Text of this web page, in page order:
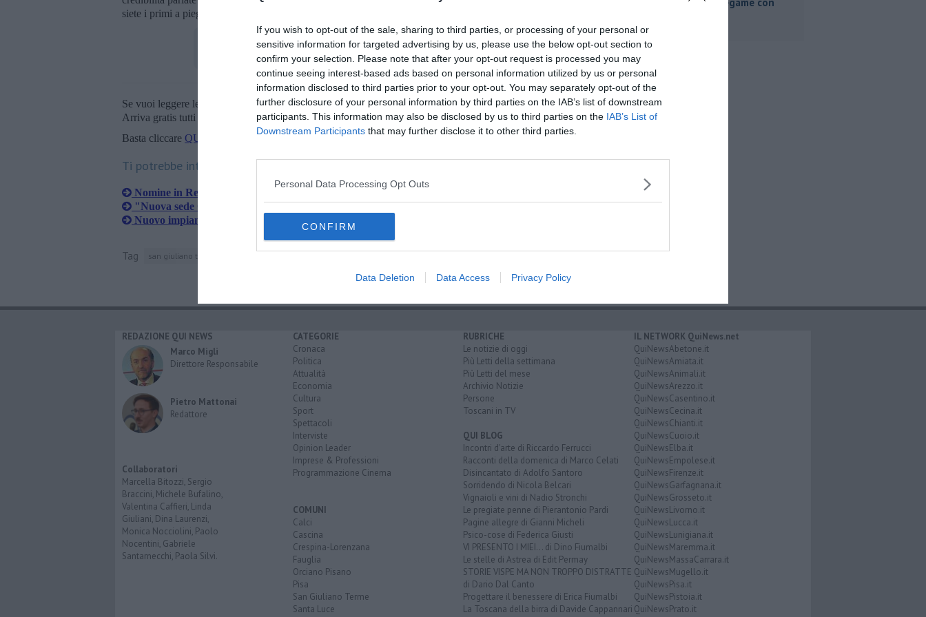
If you wish to opt-out of the sale, sharing to third parties, or processing of your personal or
sensitive information for targeted advertising by us, please use the below opt-out section to
confirm your selection. Please note that after your opt-out request is processed you may
continue seeing interest-based ads based on personal information utilized by us or personal
information disclosed to third parties prior to your opt-out. You may separately opt-out of the
further disclosure of your personal information by third parties on the IAB’s list of downstream
participants. This information may also be disclosed by us to third parties on the IAB’s List of
Downstream Participants that may further disclose it to other third parties.
Personal Data Processing Opt Outs
CONFIRM
Data Deletion Data Access Privacy Policy
siete i primi a piegarvi per conservare una poltrona o sperare in una candidatura?".
Se vuoi leggere le notizie principali della Toscana iscriviti allaNewsletter QUInews - ToscanaMedia.
Arriva gratis tutti i giorni alle 20:00 direttamente nella tua casella di posta.
Basta cliccare QUI
Ti potrebbe interessare anche:
Nomine in Retiambiente, esposto all'Anac
"Nuova sede Geofor, manca trasparenza"
Nuovo impianto di compostaggio, Rollo all'attacco
Tag san giuliano terme
REDAZIONE QUI NEWS
Marco Migli
Direttore Responsabile
Pietro Mattonai
Redattore
Collaboratori
Marcella Bitozzi, Sergio
Braccini, Michele Bufalino,
Valentina Caffieri, Linda
Giuliani, Dina Laurenzi,
Monica Nocciolini, Paolo
Nocentini, Gabriele
Santarnecchi, Paola Silvi.
CATEGORIE
Cronaca
Politica
Attualità
Economia
Cultura
Sport
Spettacoli
Interviste
Opinion Leader
Imprese & Professioni
Programmazione Cinema
COMUNI
Calci
Cascina
Crespina-Lorenzana
Fauglia
Orciano Pisano
Pisa
San Giuliano Terme
Santa Luce
RUBRICHE
Le notizie di oggi
Più Letti della settimana
Più Letti del mese
Archivio Notizie
Persone
Toscani in TV
QUI BLOG
Incontri d'arte di Riccardo Ferrucci
Racconti della domenica di Marco Celati
Disincantato di Adolfo Santoro
Sorridendo di Nicola Belcari
Vignaioli e vini di Nadio Stronchi
Le pregiate penne di Pierantonio Pardi
Pagine allegre di Gianni Micheli
Psico-cose di Federica Giusti
VI PRESENTO I MIEI... di Dino Fiumalbi
Le stelle di Astrea di Edit Permay
STORIE VISPE MA NON TROPPO DISTRATTE
di Dario Dal Canto
Progettare il benessere di Erica Fiumalbi
La Toscana della birra di Davide Cappannari
IL NETWORK QuiNews.net
QuiNewsAbetone.it
QuiNewsAmiata.it
QuiNewsAnimali.it
QuiNewsArezzo.it
QuiNewsCasentino.it
QuiNewsCecina.it
QuiNewsChianti.it
QuiNewsCuoio.it
QuiNewsElba.it
QuiNewsEmpolese.it
QuiNewsFirenze.it
QuiNewsGarfagnana.it
QuiNewsGrosseto.it
QuiNewsLivorno.it
QuiNewsLucca.it
QuiNewsLunigiana.it
QuiNewsMaremma.it
QuiNewsMassaCarrara.it
QuiNewsMugello.it
QuiNewsPisa.it
QuiNewsPistoia.it
QuiNewsPrato.it